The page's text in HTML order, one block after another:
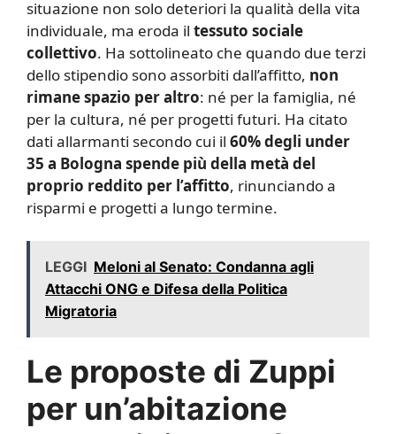
situazione non solo deteriori la qualità della vita
individuale, ma eroda il tessuto sociale
collettivo. Ha sottolineato che quando due terzi
dello stipendio sono assorbiti dall’affitto, non
rimane spazio per altro: né per la famiglia, né
per la cultura, né per progetti futuri. Ha citato
dati allarmanti secondo cui il 60% degli under
35 a Bologna spende più della metà del
proprio reddito per l’affitto, rinunciando a
risparmi e progetti a lungo termine.
LEGGI Meloni al Senato: Condanna agli
Attacchi ONG e Difesa della Politica
Migratoria
Le proposte di Zuppi
per un’abitazione